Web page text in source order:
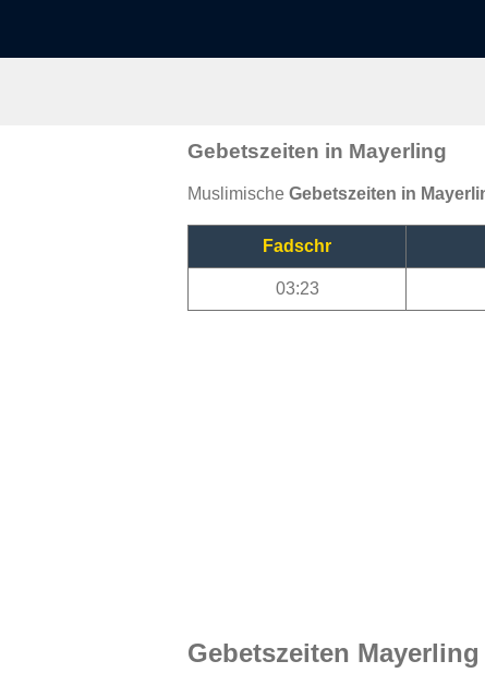
Gebetszeiten in Mayerling
Muslimische Gebetszeiten in
Fadschr
03:23
Gebetszeiten